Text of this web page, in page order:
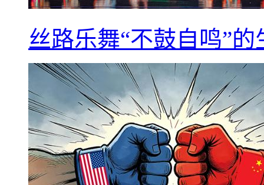
丝路乐舞“不鼓自鸣”